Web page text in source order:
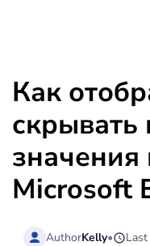
Как
скрывать
значения
Microsoft
AuthorKelly•